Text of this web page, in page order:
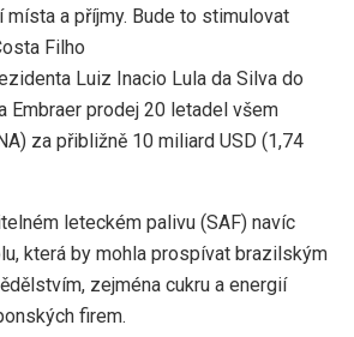
místa a příjmy. Bude to stimulovat
Filho
Luiz Inacio Lula da Silva do
Embraer prodej 20 letadel všem
za přibližně 10 miliard USD (1,74
leteckém palivu (SAF) navíc
která by mohla prospívat brazilským
zejména cukru a energií
firem.